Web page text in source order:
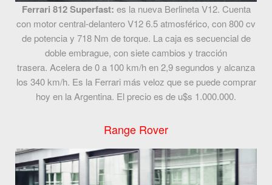
Ferrari 812 Superfast: es la nueva Berlineta V12. Cuenta
con motor central-delantero V12 6.5 atmosférico, con 800 cv
de potencia y 718 Nm de torque. La caja es secuencial de
doble embrague, con siete cambios y tracción
trasera. Acelera de 0 a 100 km/h en 2,9 segundos y alcanza
los 340 km/h. Es la Ferrari más veloz que se puede comprar
hoy en la Argentina. El precio es de u$s 1.000.000.
Range Rover